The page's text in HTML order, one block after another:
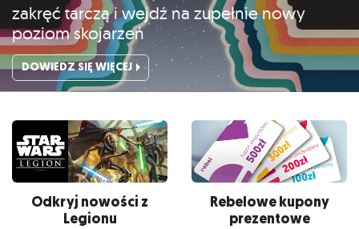
zakręć tarczą i wejdź na zupełnie nowy
poziom skojarzeń
DOWIEDZ SIĘ WIĘCEJ
Odkryj nowości z
Legionu
Rebelowe kupony
prezentowe